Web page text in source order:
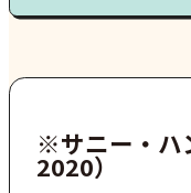
※サニー・ハ
2020）